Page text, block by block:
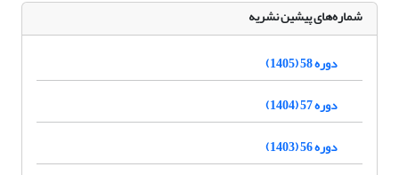
شماره‌های پیشین نشریه
دوره 58 (1405)
دوره 57 (1404)
دوره 56 (1403)